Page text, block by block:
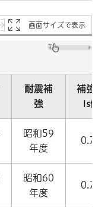
画面サイズで表示
耐震補
強
補強
Is
昭和59
年度
昭和60
年度